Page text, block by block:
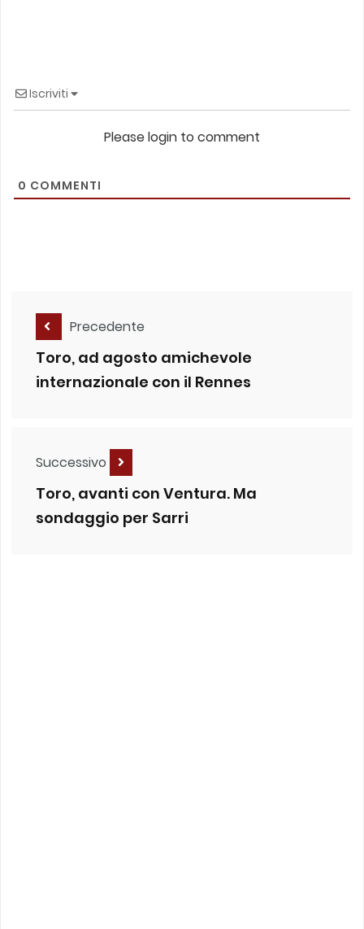
Iscriviti
Please login to comment
0 COMMENTI
Precedente
Toro, ad agosto amichevole
internazionale con il Rennes
Successivo
Toro, avanti con Ventura. Ma
sondaggio per Sarri